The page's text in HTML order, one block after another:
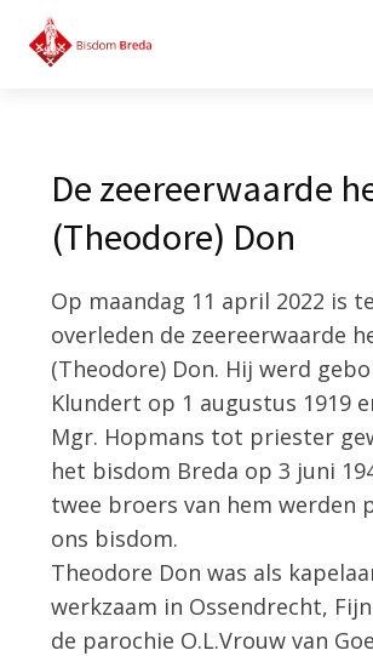
De zeereerwaarde
(Theodore) Don
Op maandag 11 april 2022 is
overleden de zeereerwaarde
(Theodore) Don. Hij werd
Klundert op 1 augustus 1919
Mgr. Hopmans tot priester
het bisdom Breda op 3 juni
twee broers van hem werden
ons bisdom.
Theodore Don was als
werkzaam in Ossendrecht,
de parochie O.L.Vrouw van